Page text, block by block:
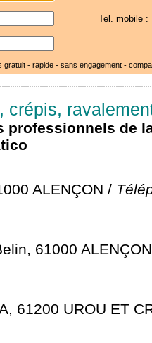
Tel. mobile :
gratuit - rapide - sans engagement -
crépis,
professionnels de
ALENÇON /
61000
61200 UROU ET